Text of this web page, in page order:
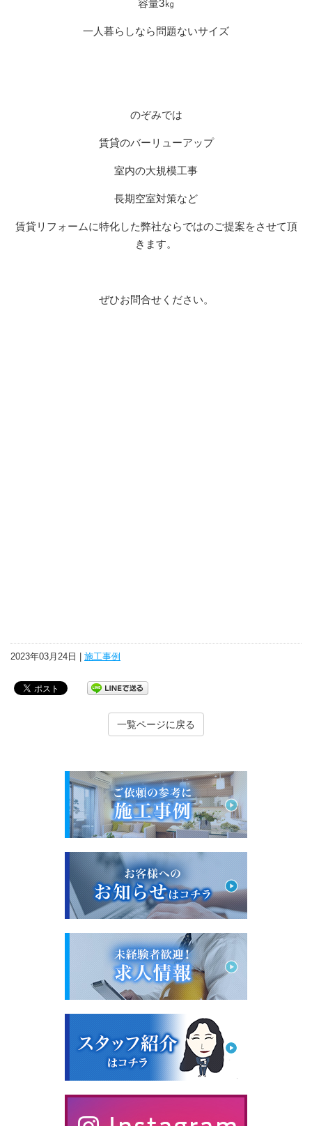
容量3㎏
一人暮らしなら問題ないサイズ
のぞみでは
賃貸のバーリューアップ
室内の大規模工事
長期空室対策など
賃貸リフォームに特化した弊社ならではのご提案をさせて頂
きます。
ぜひお問合せください。
2023年03月24日 | 施工事例
一覧ページに戻る